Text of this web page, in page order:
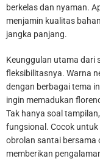
berkelas dan nyaman.
menjamin kualitas
jangka panjang.
Keunggulan utama dari
fleksibilitasnya. Warna
dengan berbagai tema
ingin memadukan
Tak hanya soal
fungsional. Cocok
obrolan santai bersama
memberikan